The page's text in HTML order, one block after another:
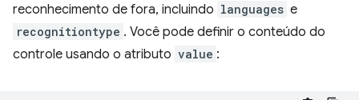
reconhecimento de fora, incluindo languages e
recognitiontype . Você pode definir o conteúdo do
controle usando o atributo value :